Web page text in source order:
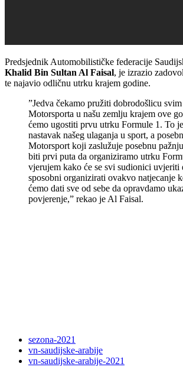
Predsjednik Automobilističke federacije
Khalid Bin Sultan Al Faisal, je izrazio
te najavio odličnu utrku krajem godine.
”Jedva čekamo pružiti dobrodošlicu
Motorsporta u našu zemlju krajem ove
ćemo ugostiti prvu utrku Formule 1. To
nastavak našeg ulaganja u sport, a
Motorsport koji zaslužuje posebnu
biti prvi puta da organiziramo utrku
vjerujem kako će se svi sudionici uvjeriti
sposobni organizirati ovakvo natjecanje
ćemo dati sve od sebe da opravdamo
povjerenje,” rekao je Al Faisal.
sezona-2021
vn-saudijske-arabije
vn-saudijske-arabije-2021